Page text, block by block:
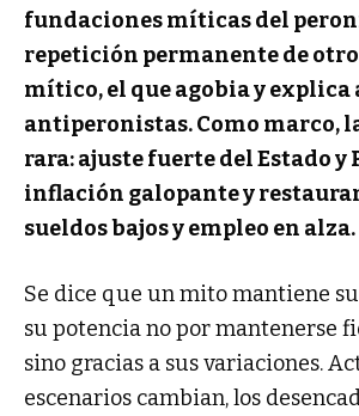
fundaciones míticas del
repetición permanente de
mítico, el que agobia y explica
antiperonistas. Como marco,
rara: ajuste fuerte del Estado y
inflación galopante y
sueldos bajos y empleo en alza.
Se dice que un mito mantiene
su potencia no por mantenerse
sino gracias a sus variaciones.
escenarios cambian, los